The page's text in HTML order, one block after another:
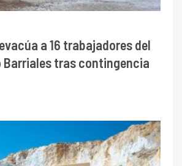
a 16 trabajadores del
tras contingencia